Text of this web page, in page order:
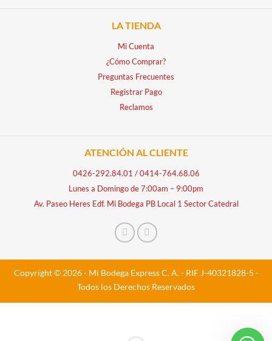
LA TIENDA
Mi Cuenta
¿Cómo Comprar?
Preguntas Frecuentes
Registrar Pago
Reclamos
ATENCIÓN AL CLIENTE
0426-292.84.01 /0414-764.68.06
Lunes a Domingo de 7:00am – 9:00pm
Av. Paseo Heres Edf. Mi Bodega PB Local 1 Sector Catedral
Copyright © 2026 - Mi Bodega Express C. A. - RIF J-40321828-5 -
Todos los Derechos Reservados